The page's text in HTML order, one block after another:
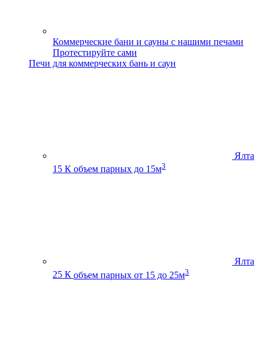
Коммерческие бани и сауны с нашими печами
Протестируйте сами
Печи для коммерческих бань и саун
Ялта
15 К объем парных до 15м3
Ялта
25 К объем парных от 15 до 25м3